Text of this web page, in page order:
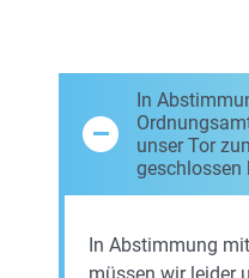
In
unser Tor zum Eisfeld im Blockland
geschlossen
In Abstimmung